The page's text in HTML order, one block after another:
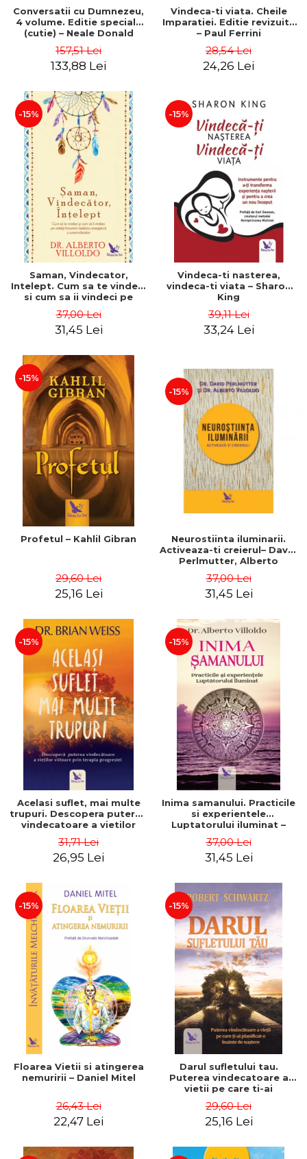
Conversatii cu Dumnezeu,
4 volume. Editie speciala
(cutie) – Neale Donald
157,51 Lei
133,88 Lei
Vindeca-ti viata. Cheile
Imparatiei. Editie revizuita
– Paul Ferrini
28,54 Lei
24,26 Lei
-15%
Saman, Vindecator,
Intelept. Cum sa te vindeci
si cum sa ii vindeci pe
energentica a
amerindienilor. Editie
37,00 Lei
31,45 Lei
-15%
Vindeca-ti nasterea,
vindeca-ti viata – Sharon
King
39,11 Lei
33,24 Lei
-15%
Profetul – Kahlil Gibran
29,60 Lei
25,16 Lei
-15%
Neurostiinta iluminarii.
Activeaza-ti creierul– David
Perlmutter, Alberto
37,00 Lei
31,45 Lei
-15%
Acelasi suflet, mai multe
trupuri. Descopera puterea
vindecatoare a vietilor
progresiei. Editie revizuita
– Dr. Brain Weiss
31,71 Lei
26,95 Lei
-15%
Inima samanului. Practicile
si experientele
Luptatorului iluminat –
37,00 Lei
31,45 Lei
-15%
Floarea Vietii si atingerea
nemuririi – Daniel Mitel
26,43 Lei
22,47 Lei
-15%
Darul sufletului tau.
Puterea vindecatoare a
vietii pe care ti-ai
nastere – Robert Schwartz
29,60 Lei
25,16 Lei